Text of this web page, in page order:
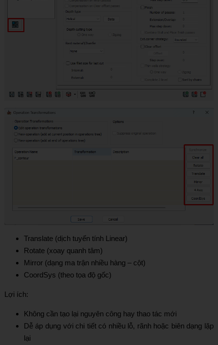
Translate (dịch tuyến tính Linear)
Rotate (xoay quanh tâm)
Mirror (dạng ma trận nhiều hàng – cột)
CoordSys (theo tọa độ gốc)
Lợi ích:
Không cần tạo lại nguyên công hay thao tác mới
Dễ áp dụng với chi tiết có nhiều lỗ, rãnh hoặc biên dạng lặp
lại